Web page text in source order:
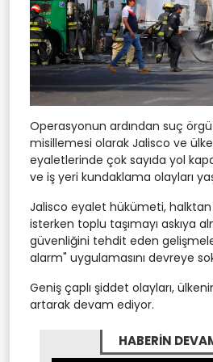
Operasyonun ardından suç
misillemesi olarak Jalisco ve
eyaletlerinde çok sayıda yol
ve iş yeri kundaklama olayları
Jalisco eyalet hükümeti, halktan
isterken toplu taşımayı askıya
güvenliğini tehdit eden
alarm" uygulamasını devreye
Geniş çaplı şiddet olayları,
artarak devam ediyor.
HABERİN